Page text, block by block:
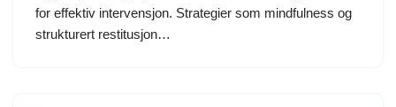
for effektiv intervensjon. Strategier som mindfulness og
strukturert restitusjon…